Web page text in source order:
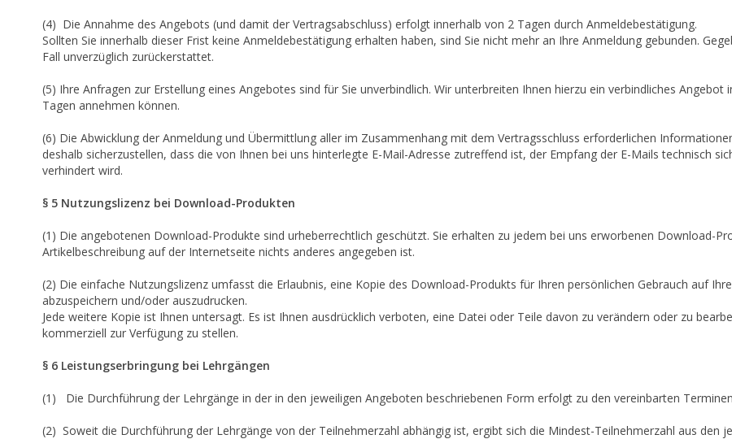
(4) Die Annahme des Angebots (und damit der Vertragsabschluss) erfolgt innerhalb von 2 Tagen durch Anmeldebestätigung.
Sollten Sie innerhalb dieser Frist keine Anmeldebestätigung erhalten haben, sind Sie nicht mehr an Ihre Anmeldung gebunden.
Fall unverzüglich zurückerstattet.
(5) Ihre Anfragen zur Erstellung eines Angebotes sind für Sie unverbindlich. Wir unterbreiten Ihnen hierzu ein verbindliches
Tagen annehmen können.
(6) Die Abwicklung der Anmeldung und Übermittlung aller im Zusammenhang mit dem Vertragsschluss erforderlichen
deshalb sicherzustellen, dass die von Ihnen bei uns hinterlegte E-Mail-Adresse zutreffend ist, der Empfang der E-Mails technisch
verhindert wird.
§ 5 Nutzungslizenz bei Download-Produkten
(1) Die angebotenen Download-Produkte sind urheberrechtlich geschützt. Sie erhalten zu jedem bei uns erworbenen Download-
Artikelbeschreibung auf der Internetseite nichts anderes angegeben ist.
(2) Die einfache Nutzungslizenz umfasst die Erlaubnis, eine Kopie des Download-Produkts für Ihren persönlichen Gebrauch auf
abzuspeichern und/oder auszudrucken.
Jede weitere Kopie ist Ihnen untersagt. Es ist Ihnen ausdrücklich verboten, eine Datei oder Teile davon zu verändern oder zu
kommerziell zur Verfügung zu stellen.
§ 6 Leistungserbringung bei Lehrgängen
(1) Die Durchführung der Lehrgänge in der in den jeweiligen Angeboten beschriebenen Form erfolgt zu den vereinbarten
(2) Soweit die Durchführung der Lehrgänge von der Teilnehmerzahl abhängig ist, ergibt sich die Mindest-Teilnehmerzahl aus den